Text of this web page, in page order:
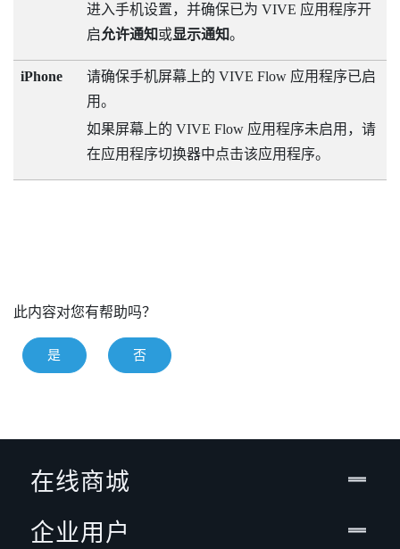
进入手机设置，并确保已为 VIVE 应用程序开
启允许通知或显示通知。
iPhone 请确保手机屏幕上的 VIVE Flow 应用程序已启
用。
如果屏幕上的 VIVE Flow 应用程序未启用，请
在应用程序切换器中点击该应用程序。
此内容对您有帮助吗？
是 否
在线商城
企业用户